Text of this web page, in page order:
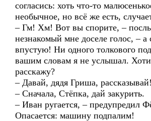
согласись: хоть что-то
необычное, но всё же есть,
– Гм! Хм! Вот вы спорите, –
незнакомый мне доселе голос, – а
впустую! Ни одного толкового
вашим словам я не услышал.
расскажу?
– Давай, дядя Гриша, рассказывай!
– Сначала, Стёпка, дай закурить.
– Иван ругается, – предупредил
Опасается: машину подпалим!